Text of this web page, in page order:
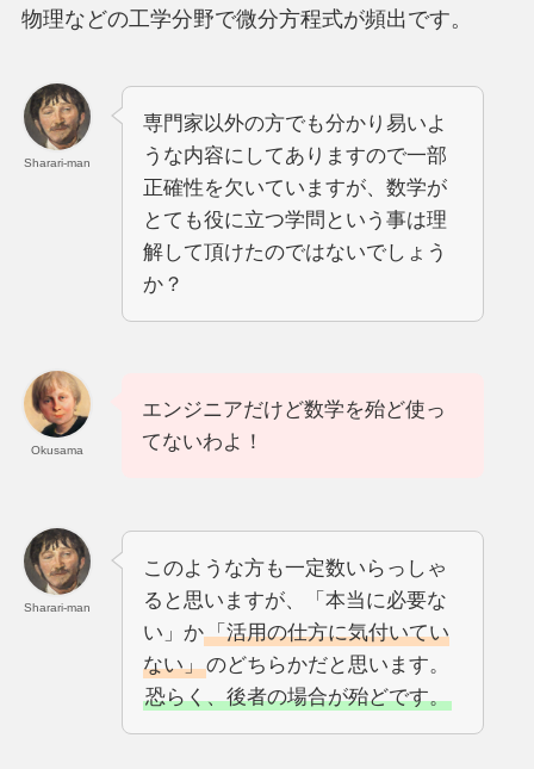
物理などの工学分野で微分方程式が頻出です。
Sharari-man
専門家以外の方でも分かり易いよ
うな内容にしてありますので一部
正確性を欠いていますが、数学が
とても役に立つ学問という事は理
解して頂けたのではないでしょう
か？
Okusama
エンジニアだけど数学を殆ど使っ
てないわよ！
Sharari-man
このような方も一定数いらっしゃ
ると思いますが、「本当に必要な
い」か「活用の仕方に気付いてい
ない」のどちらかだと思います。
恐らく、後者の場合が殆どです。